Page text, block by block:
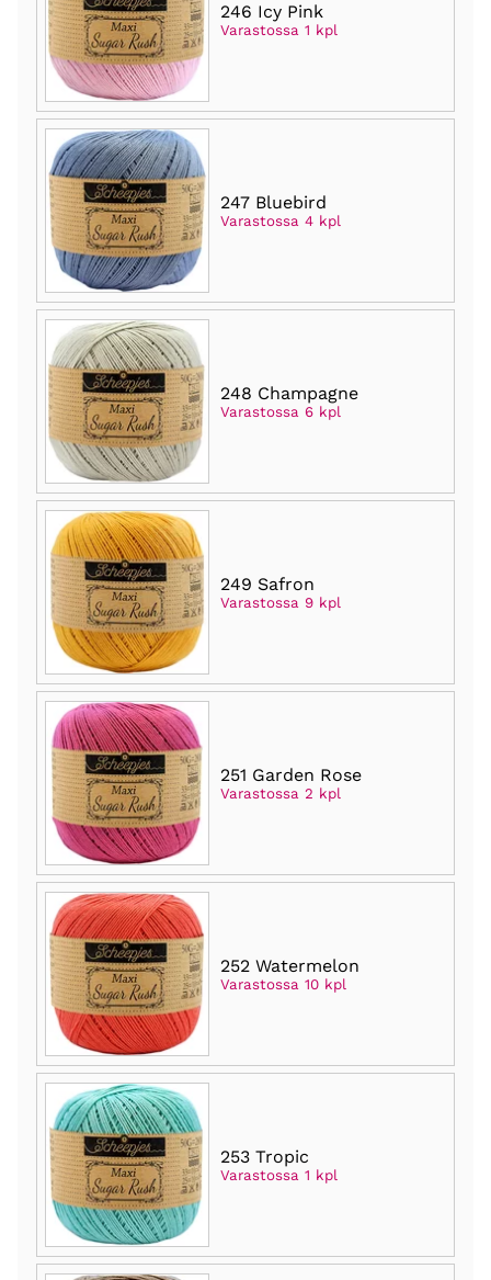
246 Icy Pink
Varastossa 1 kpl
247 Bluebird
Varastossa 4 kpl
248 Champagne
Varastossa 6 kpl
249 Safron
Varastossa 9 kpl
251 Garden Rose
Varastossa 2 kpl
252 Watermelon
Varastossa 10 kpl
253 Tropic
Varastossa 1 kpl